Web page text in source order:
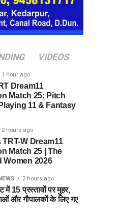
VIDEOS
1 hour ago
Dream11
Match 25: Pitch
11 & Fantasy
2 hours ago
TRT-W Dream11
Match 25 | The
Women 2026
2 hours ago
में 15 प्रस्तावों पर मुहर,
और गौपालकों के लिए गए